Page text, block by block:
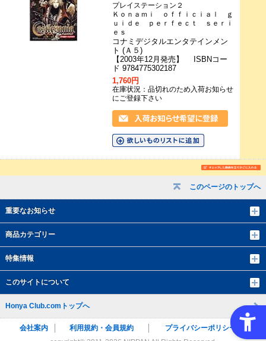
このページのトップへ
重要なお知らせ
商品カテゴリー
特集情報
このサイトについて
プレイステーション２
Ｋｏｎａｍｉ ｏｆｆｉｃｉａｌ ｇ
ｕｉｄｅ ｐｅｒｆｅｃｔ ｓｅｒｉ
ｅｓ
コナミデジタルエンタテインメン
ト (Ａ５)
【2003年12月発売】 ISBNコー
ド 9784775302187
1,760円
在庫状況：品切れのため入荷お知らせ
にご登録下さい
Honya Club.comトップへ
会社案内 利用規約・会員規約
プライバシーポリシー